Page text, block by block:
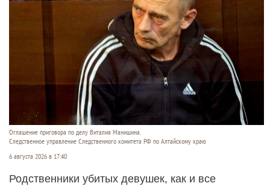
Оглашение приговора по делу Виталия Манишина.
Следственное управление Следственного комитета РФ по Алтайскому краю
6 августа 2026 в 17:40
Родственники убитых девушек, как и все